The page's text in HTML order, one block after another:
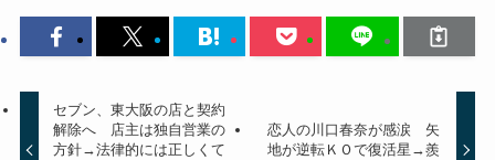
セブン、東大阪の店と契約
解除へ 店主は独自営業の
方針→法律的には正しくて
恋人の川口春奈が感涙 矢
地が逆転ＫＯで復活星→羨